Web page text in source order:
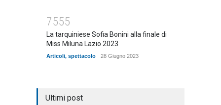
7555
La tarquiniese Sofia Bonini alla finale di
Miss Miluna Lazio 2023
Articoli, spettacolo 28 Giugno 2023
Ultimi post